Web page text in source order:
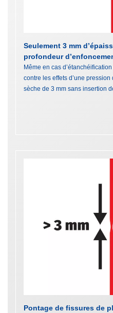
Seulement 3 mm
profondeur
Même en cas
contre les effets d’une
sèche de 3 mm sans insertion
Pontage de fissures de